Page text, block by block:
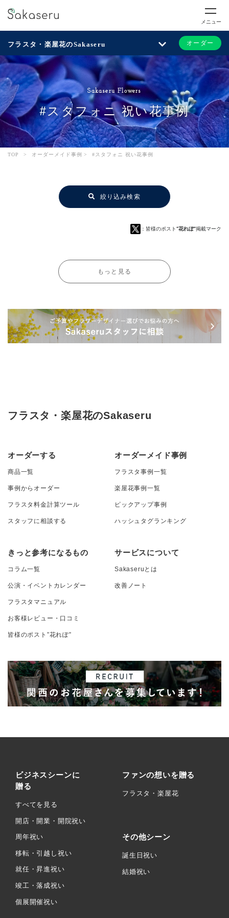
メニュー
フラスタ・楽屋花のSakaseru オーダー
Sakaseru Flowers
#スタフォニ 祝い花事例
TOP > オーダーメイド事例 > #スタフォニ 祝い花事例
絞り込み検索
：皆様のポスト“花れぽ”掲載マーク
もっと見る
フラスタ・楽屋花のSakaseru
オーダーする
商品一覧
事例からオーダー
フラスタ料金計算ツール
スタッフに相談する
オーダーメイド事例
フラスタ事例一覧
楽屋花事例一覧
ピックアップ事例
ハッシュタグランキング
きっと参考になるもの
コラム一覧
公演・イベントカレンダー
フラスタマニュアル
お客様レビュー・口コミ
皆様のポスト”花れぽ”
サービスについて
Sakaseruとは
改善ノート
ビジネスシーンに
贈る
すべてを見る
開店・開業・開院祝い
周年祝い
移転・引越し祝い
就任・昇進祝い
竣工・落成祝い
個展開催祝い
ファンの想いを贈る
フラスタ・楽屋花
その他シーン
誕生日祝い
結婚祝い